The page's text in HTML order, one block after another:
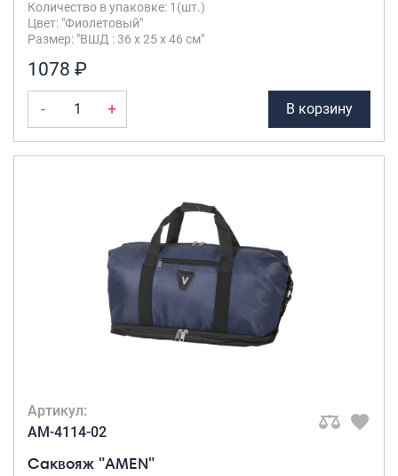
Количество в упаковке: 1(шт.)
Цвет: "Фиолетовый"
Размер: "ВШД : 36 х 25 х 46 см"
1078 ₽
- + В корзину
Артикул:
AM-4114-02
Саквояж "AMEN"